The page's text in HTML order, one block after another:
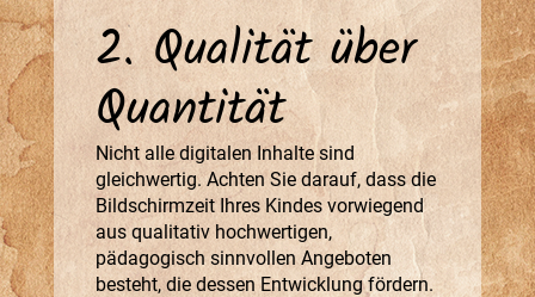
2. Qualität über
Quantität
Nicht alle digitalen Inhalte sind
gleichwertig. Achten Sie darauf, dass die
Bildschirmzeit Ihres Kindes vorwiegend
aus qualitativ hochwertigen,
pädagogisch sinnvollen Angeboten
besteht, die dessen Entwicklung fördern.